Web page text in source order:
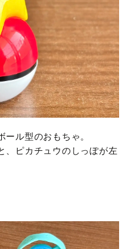
ル型のおもちゃ。
、ピカチュウのしっぽが左